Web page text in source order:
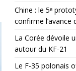
Chine : le 5ᵉ
confirme l’avance
La Corée dévoile
autour du KF-21
Le F-35 polonais